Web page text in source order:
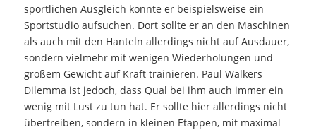
sportlichen Ausgleich könnte er beispielsweise ein
Sportstudio aufsuchen. Dort sollte er an den Maschinen
als auch mit den Hanteln allerdings nicht auf Ausdauer,
sondern vielmehr mit wenigen Wiederholungen und
großem Gewicht auf Kraft trainieren. Paul Walkers
Dilemma ist jedoch, dass Qual bei ihm auch immer ein
wenig mit Lust zu tun hat. Er sollte hier allerdings nicht
übertreiben, sondern in kleinen Etappen, mit maximal